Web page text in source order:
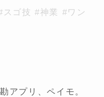
ゴ技 #神業 #ワン
アプリ、ペイモ。